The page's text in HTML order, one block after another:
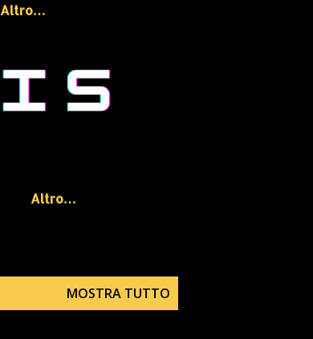
Altro…
Altro…
MOSTRA TUTTO